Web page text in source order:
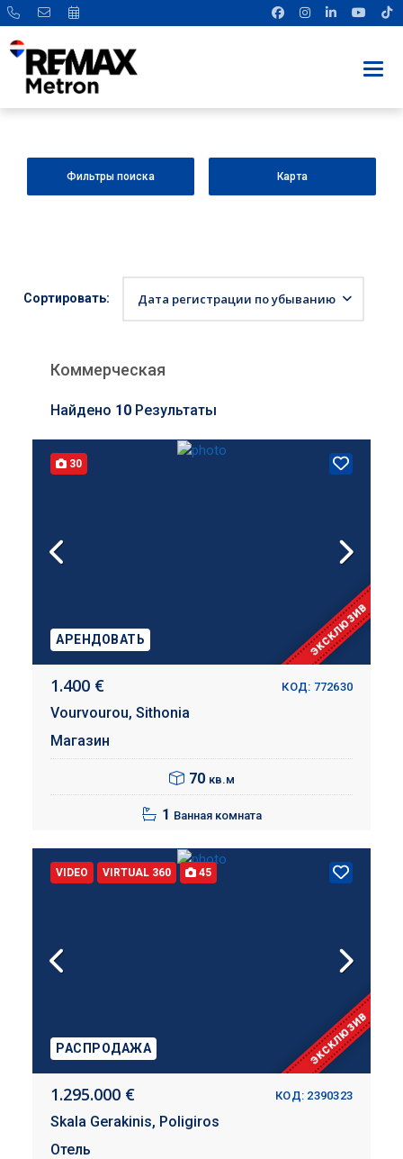
Фильтры поиска Карта
Сортировать: Дата регистрации по убыванию
Коммерческая
Найдено 10 Результаты
30
АРЕНДОВАТЬ ЭКСКЛЮЗИВ
1.400 € КОД: 772630
Vourvourou, Sithonia
Магазин
70 кв.м
1 Ванная комната
VIDEO VIRTUAL 360 45
РАСПРОДАЖА ЭКСКЛЮЗИВ
1.295.000 € КОД: 2390323
Skala Gerakinis, Poligiros
Отель